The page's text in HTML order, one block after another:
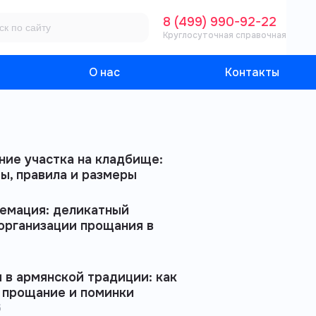
8 (499) 990-92-22
Круглосуточная справочная
О нас Контакты
участка на кладбище:
правила и размеры
деликатный
прощания в
армянской традиции: как
и поминки